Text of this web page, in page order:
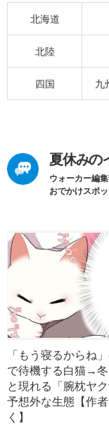
北海道
北陸
四国 九
夏休みの
ウォーカー編
おでかけスポ
「もう寝るからね
で待機する白猫→
と現れる「腕枕ヤ
予想外な生態【作
く】